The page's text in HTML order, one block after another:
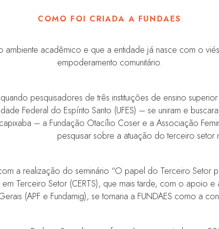
COMO FOI CRIADA A FUNDAES
ambiente acadêmico e que a entidade já nasce com o
empoderamento comunitário.
pesquisadores de três instituições de ensino
Federal do Espírito Santo (UFES) – se uniram e
– a Fundação Otacílio Coser e a Associação
pesquisar sobre a atuação do terceiro setor
a realização do seminário “O papel do Terceiro Setor
Terceiro Setor (CERTS), que mais tarde, com o apoio
(APF e Fundamig), se tornaria a FUNDAES como a